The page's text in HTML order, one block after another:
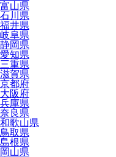
富山県
石川県
福井県
岐阜県
静岡県
愛知県
三重県
滋賀県
京都府
大阪府
兵庫県
奈良県
和歌山県
鳥取県
島根県
岡山県